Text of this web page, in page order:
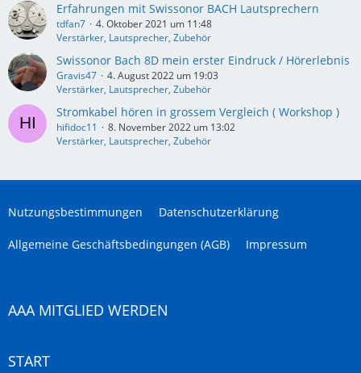
Erfahrungen mit Swissonor BACH Lautsprechern
tdfan7
4. Oktober 2021 um 11:48
Verstärker, Lautsprecher, Zubehör
Swissonor Bach 8D mein erster Eindruck / Hörerlebnis
Gravis47
4. August 2022 um 19:03
Verstärker, Lautsprecher, Zubehör
Stromkabel hören in grossem Vergleich ( Workshop )
hifidoc11
8. November 2022 um 13:02
Verstärker, Lautsprecher, Zubehör
Nutzungsbestimmungen Datenschutzerklärung
Allgemeine Geschäftsbedingungen (AGB) Impressum
AAA MITGLIED WERDEN
START